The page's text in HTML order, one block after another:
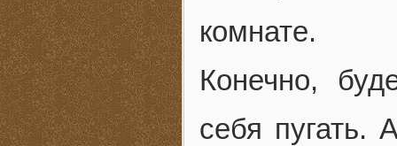
комнате.
Конечно,
себя пугать.